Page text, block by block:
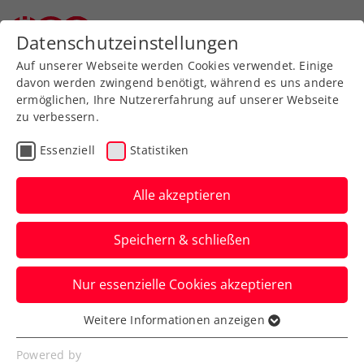
Zurück zur Newsübersicht
Turniere
40. Panaceo ITF Junior
Cup: Rabl und Pircher
zeigen in Villach mächtig
auf
Die beiden ÖTV-Talente stehen im Einzel-
Halbfinale, Nico Hipfl zudem im
Doppelfinale.
Datenschutzeinstellungen
Auf unserer Webseite werden Cookies verwendet. Einige
davon werden zwingend benötigt, während es uns andere
ermöglichen, Ihre Nutzererfahrung auf unserer Webseite
zu verbessern.
Essenziell Statistiken
Alle akzeptieren
Speichern & schließen
Nur essenzielle Cookies akzeptieren
Essenziell
Essenzielle Cookies werden für grundlegende
Weitere Informationen anzeigen
Powered by